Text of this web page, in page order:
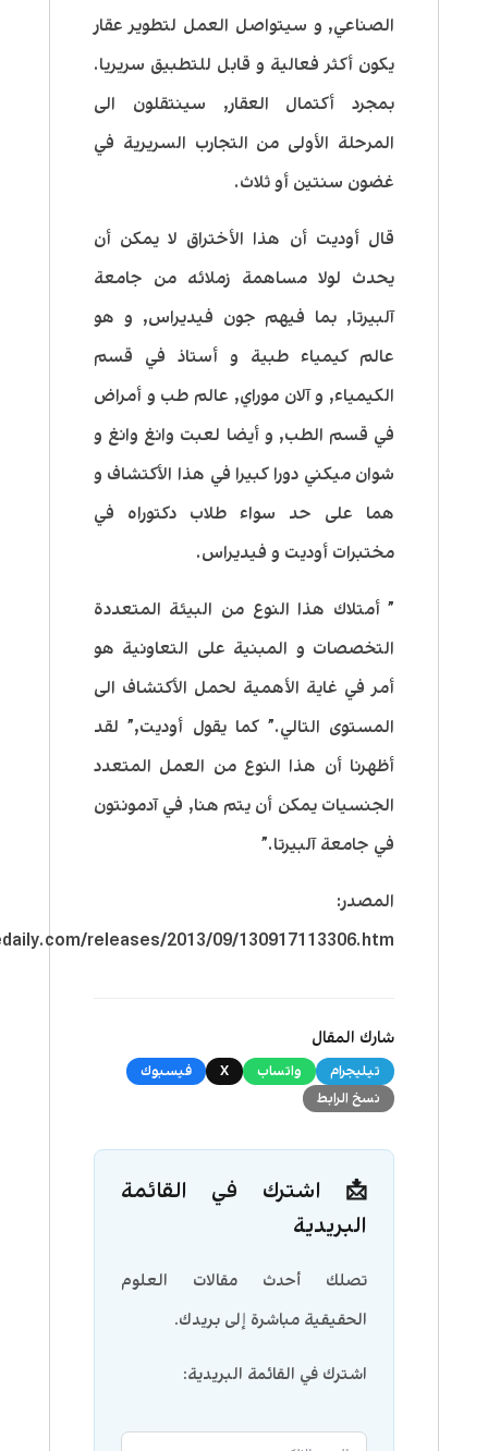
الصناعي, و سيتواصل العمل لتطوير عقار
يكون أكثر فعالية و قابل للتطبيق سريريا.
بمجرد أكتمال العقار, سينتقلون الى
المرحلة الأولى من التجارب السريرية في
غضون سنتين أو ثلاث.
قال أوديت أن هذا الأختراق لا يمكن أن
يحدث لولا مساهمة زملائه من جامعة
آلبيرتا, بما فيهم جون فيديراس, و هو
عالم كيمياء طبية و أستاذ في قسم
الكيمياء, و آلان موراي, عالم طب و أمراض
في قسم الطب, و أيضا لعبت وانغ وانغ و
شوان ميكني دورا كبيرا في هذا الأكتشاف و
هما على حد سواء طلاب دكتوراه في
مختبرات أوديت و فيديراس.
” أمتلاك هذا النوع من البيئة المتعددة
التخصصات و المبنية على التعاونية هو
أمر في غاية الأهمية لحمل الأكتشاف الى
المستوى التالي.” كما يقول أوديت,” لقد
أظهرنا أن هذا النوع من العمل المتعدد
الجنسيات يمكن أن يتم هنا, في آدمونتون
في جامعة آلبيرتا.”
المصدر:
releases/2013/09/130917113306.htm
شارك المقال
تيليجرام واتساب X
فيسبوك
نسخ الرابط
📩 اشترك في القائمة
البريدية
تصلك أحدث مقالات العلوم
الحقيقية مباشرة إلى بريدك.
اشترك في القائمة البريدية: